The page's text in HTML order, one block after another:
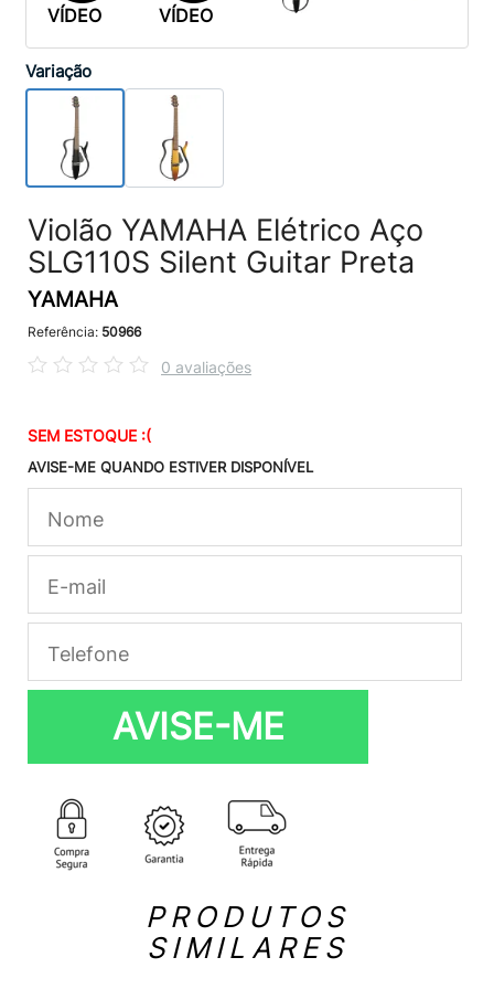
VÍDEO VÍDEO
Variação
Violão YAMAHA Elétrico Aço
SLG110S Silent Guitar Preta
YAMAHA
Referência: 50966
0 avaliações
SEM ESTOQUE :(
AVISE-ME QUANDO ESTIVER DISPONÍVEL
AVISE-ME
PRODUTOS
SIMILARES